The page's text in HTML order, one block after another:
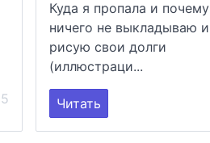
5
Куда я пропала и
ничего не выкладываю
рисую свои долги
(иллюстраци...
Читать